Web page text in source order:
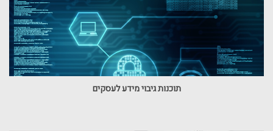
תוכנות גיבוי מידע לעסקים